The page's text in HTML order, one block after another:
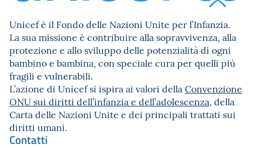
Unicef è il Fondo delle Nazioni Unite per l’Infanzia.
La sua missione è contribuire alla sopravvivenza, alla
protezione e allo sviluppo delle potenzialità di ogni
bambino e bambina, con speciale cura per quelli più
fragili e vulnerabili.
L’azione di Unicef si ispira ai valori della Convenzione
ONU sui diritti dell’infanzia e dell’adolescenza, della
Carta delle Nazioni Unite e dei principali trattati sui
diritti umani.
Contatti